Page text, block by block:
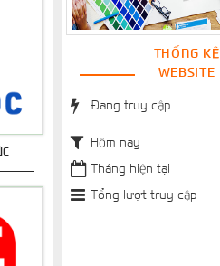
THỐNG KÊ
WEBSITE
Đang truy cập
Hôm nay
Tháng hiện tại
Tổng lượt truy cập